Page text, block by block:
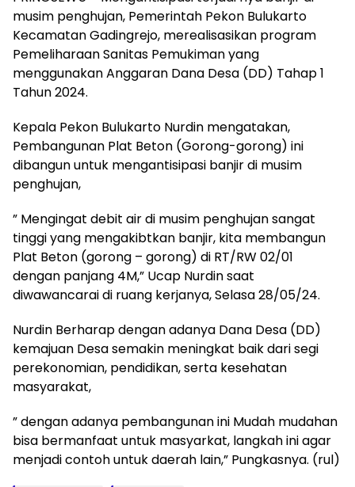
musim penghujan, Pemerintah Pekon Bulukarto
Kecamatan Gadingrejo, merealisasikan program
Pemeliharaan Sanitas Pemukiman yang
menggunakan Anggaran Dana Desa (DD) Tahap 1
Tahun 2024.
Kepala Pekon Bulukarto Nurdin mengatakan,
Pembangunan Plat Beton (Gorong-gorong) ini
dibangun untuk mengantisipasi banjir di musim
penghujan,
” Mengingat debit air di musim penghujan sangat
tinggi yang mengakibtkan banjir, kita membangun
Plat Beton (gorong – gorong) di RT/RW 02/01
dengan panjang 4M,” Ucap Nurdin saat
diwawancarai di ruang kerjanya, Selasa 28/05/24.
Nurdin Berharap dengan adanya Dana Desa (DD)
kemajuan Desa semakin meningkat baik dari segi
perekonomian, pendidikan, serta kesehatan
masyarakat,
” dengan adanya pembangunan ini Mudah mudahan
bisa bermanfaat untuk masyarkat, langkah ini agar
menjadi contoh untuk daerah lain,” Pungkasnya. (rul)